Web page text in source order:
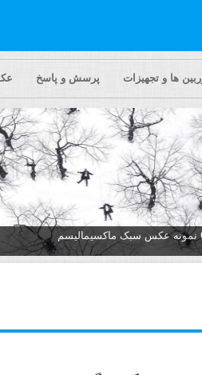
ها و تجهیزات پرسش و پاسخ